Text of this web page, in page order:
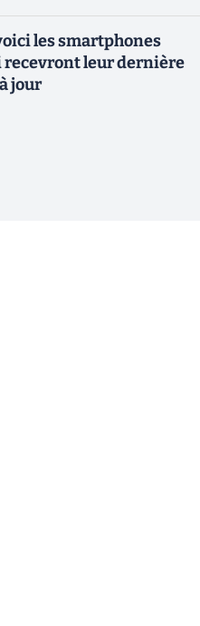
les smartphones
recevront leur dernière
jour